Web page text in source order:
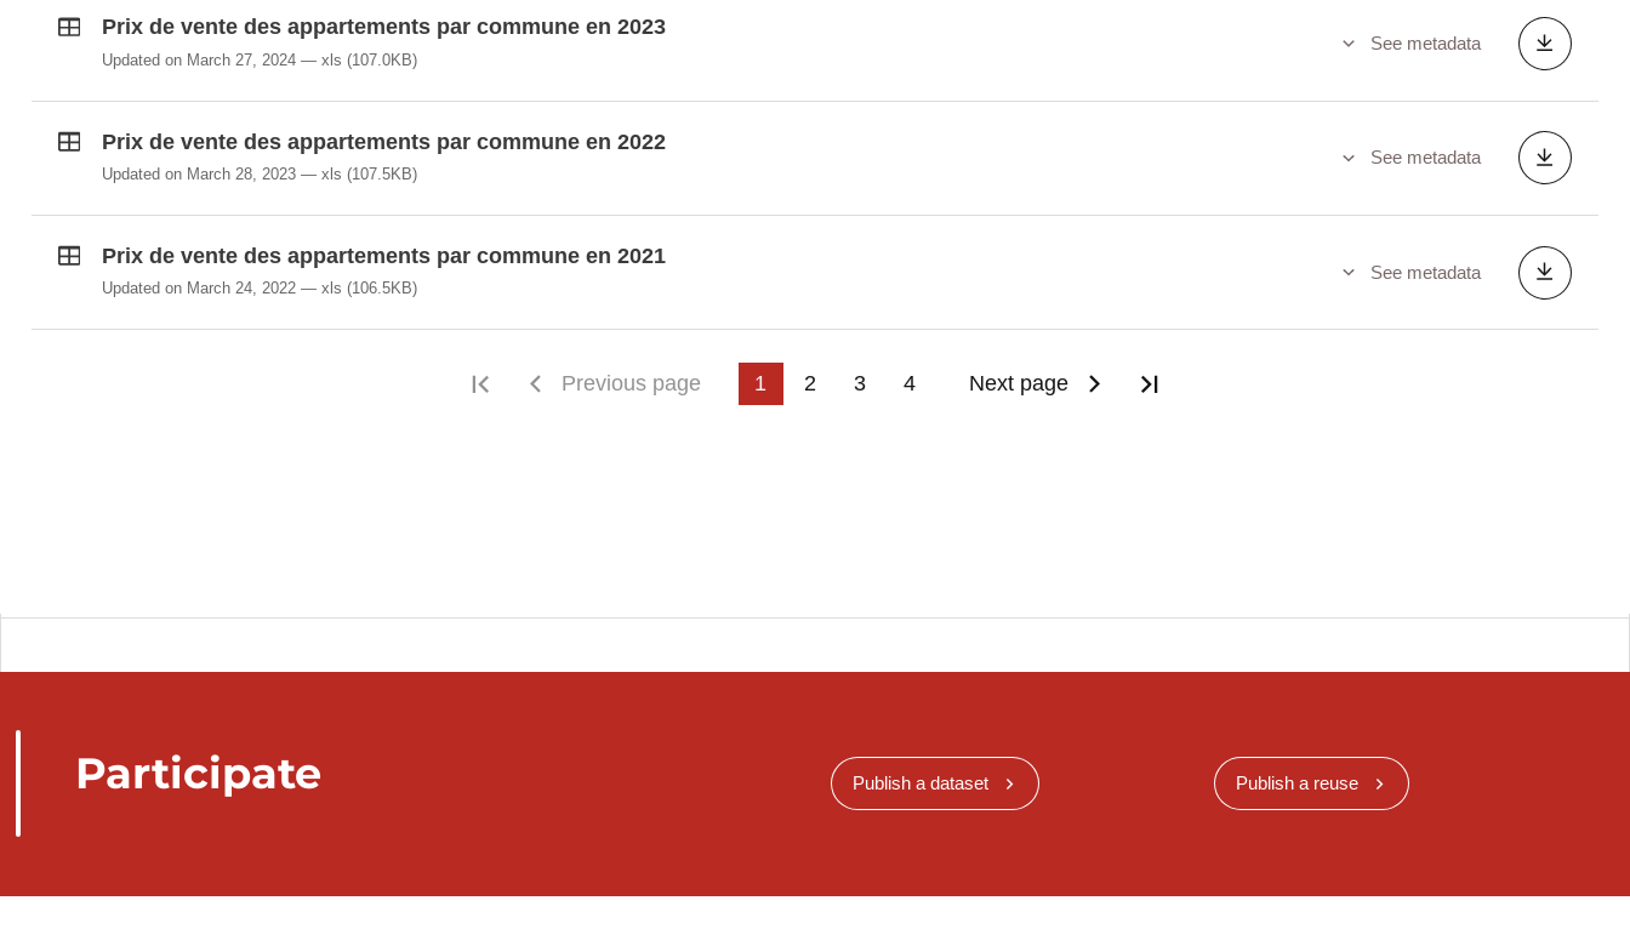
Prix de vente des appartements par commune en 2023
Updated on March 27, 2024 xls(107.0KB)
See metadata
Prix de vente des appartements par commune en 2022
Updated on March 28, 2023 xls(107.5KB)
See metadata
Prix de vente des appartements par commune en 2021
Updated on March 24, 2022 xls(106.5KB)
See metadata
First pagePrevious page 1 2 3 4 Next page
Participate Publish a dataset Publish a reuse